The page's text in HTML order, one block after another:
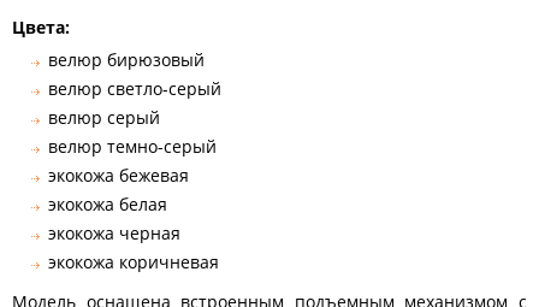
Цвета:
велюр бирюзовый
велюр светло-серый
велюр серый
велюр темно-серый
экокожа бежевая
экокожа белая
экокожа черная
экокожа коричневая
Модель оснащена встроенным подъемным механизмом с